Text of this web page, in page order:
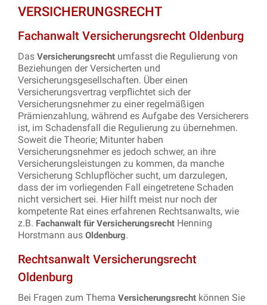
VERSICHERUNGSRECHT
Fachanwalt Versicherungsrecht Oldenburg
Das Versicherungsrecht umfasst die Regulierung von
Beziehungen der Versicherten und
Versicherungsgesellschaften. Über einen
Versicherungsvertrag verpflichtet sich der
Versicherungsnehmer zu einer regelmäßigen
Prämienzahlung, während es Aufgabe des Versicherers
ist, im Schadensfall die Regulierung zu übernehmen.
Soweit die Theorie; Mitunter haben
Versicherungsnehmer es jedoch schwer, an ihre
Versicherungsleistungen zu kommen, da manche
Versicherung Schlupflöcher sucht, um darzulegen,
dass der im vorliegenden Fall eingetretene Schaden
nicht versichert sei. Hier hilft meist nur noch der
kompetente Rat eines erfahrenen Rechtsanwalts, wie
z.B. Fachanwalt für Versicherungsrecht Henning
Horstmann aus Oldenburg.
Rechtsanwalt Versicherungsrecht
Oldenburg
Bei Fragen zum Thema Versicherungsrecht können Sie